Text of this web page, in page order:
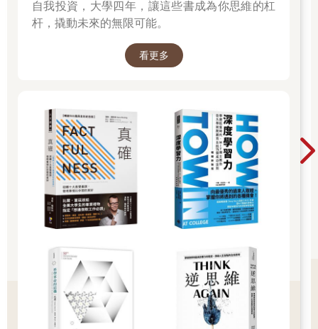
自我投資，大學四年，讓這些書成為你思維的杠
杆，撬動未來的無限可能。
看更多